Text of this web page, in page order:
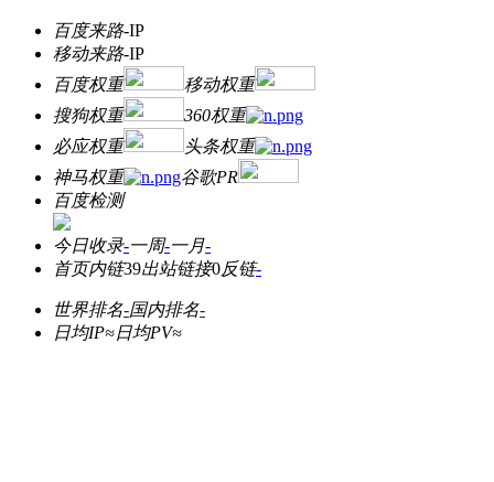
百度来路-IP
移动来路-IP
百度权重
移动权重
搜狗权重
360权重
必应权重
头条权重
神马权重
谷歌PR
百度检测
今日收录-一周-一月-
首页内链39出站链接0反链-
世界排名-国内排名-
日均IP≈日均PV≈